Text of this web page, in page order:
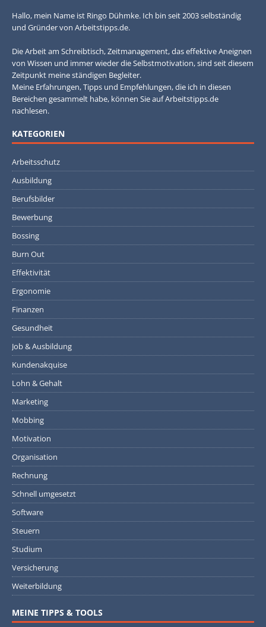
Hallo, mein Name ist Ringo Dühmke. Ich bin seit 2003 selbständig
und Gründer von Arbeitstipps.de.
Die Arbeit am Schreibtisch, Zeitmanagement, das effektive Aneignen
von Wissen und immer wieder die Selbstmotivation, sind seit diesem
Zeitpunkt meine ständigen Begleiter.
Meine Erfahrungen, Tipps und Empfehlungen, die ich in diesen
Bereichen gesammelt habe, können Sie auf Arbeitstipps.de
nachlesen.
KATEGORIEN
Arbeitsschutz
Ausbildung
Berufsbilder
Bewerbung
Bossing
Burn Out
Effektivität
Ergonomie
Finanzen
Gesundheit
Job & Ausbildung
Kundenakquise
Lohn & Gehalt
Marketing
Mobbing
Motivation
Organisation
Rechnung
Schnell umgesetzt
Software
Steuern
Studium
Versicherung
Weiterbildung
MEINE TIPPS & TOOLS